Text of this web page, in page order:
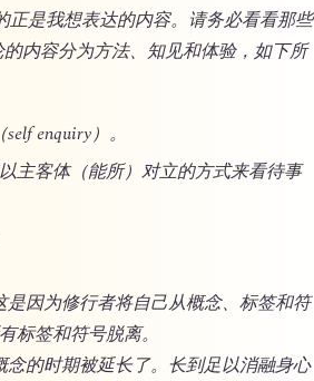
是我想表达的内容。请务必看看那些
内容分为方法、知见和体验，如下所
enquiry）。
主客体（能所）对立的方式来看待事
因为修行者将自己从概念、标签和符
标签和符号脱离。
的时期被延长了。长到足以消融身心